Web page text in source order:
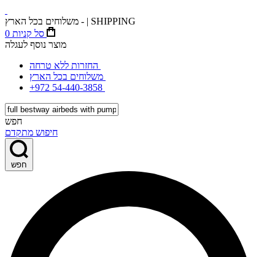
משלוחים בכל הארץ - | SHIPPING
0 סל קניות
מוצר נוסף לעגלה
+972 54-440-3858
חפש
חיפוש מתקדם
חפש